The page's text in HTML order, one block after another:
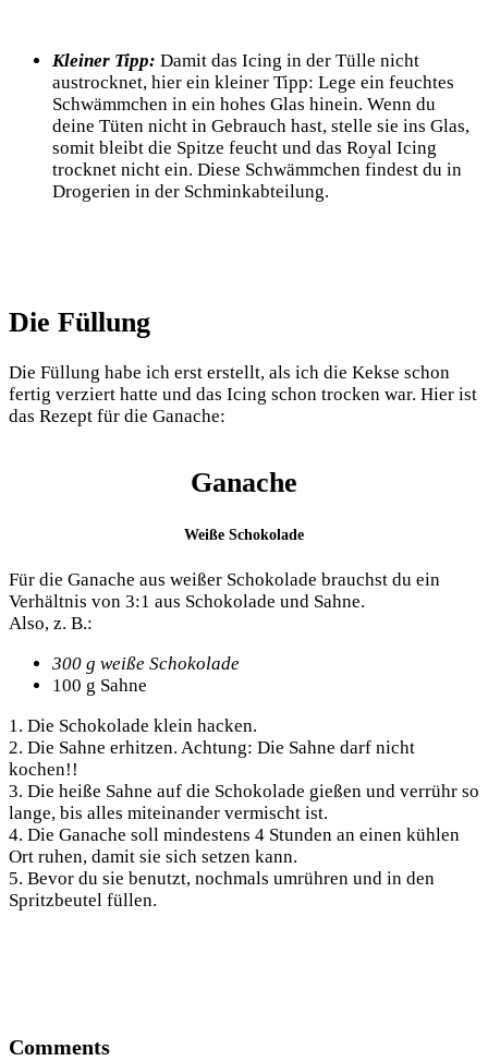
Kleiner Tipp: Damit das Icing in der Tülle nicht
austrocknet, hier ein kleiner Tipp: Lege ein feuchtes
Schwämmchen in ein hohes Glas hinein. Wenn du
deine Tüten nicht in Gebrauch hast, stelle sie ins Glas,
somit bleibt die Spitze feucht und das Royal Icing
trocknet nicht ein. Diese Schwämmchen findest du in
Drogerien in der Schminkabteilung.
Die Füllung
Die Füllung habe ich erst erstellt, als ich die Kekse schon
fertig verziert hatte und das Icing schon trocken war. Hier ist
das Rezept für die Ganache:
Ganache
Weiße Schokolade
Für die Ganache aus weißer Schokolade brauchst du ein
Verhältnis von 3:1 aus Schokolade und Sahne.
Also, z. B.:
300 g weiße Schokolade
100 g Sahne
1. Die Schokolade klein hacken.
2. Die Sahne erhitzen. Achtung: Die Sahne darf nicht
kochen!!
3. Die heiße Sahne auf die Schokolade gießen und verrühr so
lange, bis alles miteinander vermischt ist.
4. Die Ganache soll mindestens 4 Stunden an einen kühlen
Ort ruhen, damit sie sich setzen kann.
5. Bevor du sie benutzt, nochmals umrühren und in den
Spritzbeutel füllen.
Comments